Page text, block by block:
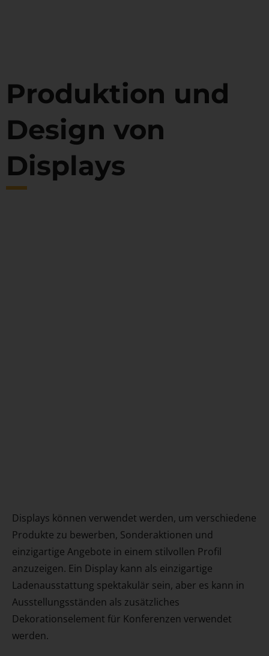
Produktion und
Design von
Displays
Displays können verwendet werden, um verschiedene
Produkte zu bewerben, Sonderaktionen und
einzigartige Angebote in einem stilvollen Profil
anzuzeigen. Ein Display kann als einzigartige
Ladenausstattung spektakulär sein, aber es kann in
Ausstellungsständen als zusätzliches
Dekorationselement für Konferenzen verwendet
werden.